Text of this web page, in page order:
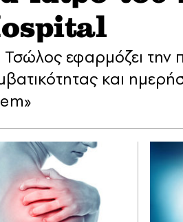
εφαρμόζει την
και